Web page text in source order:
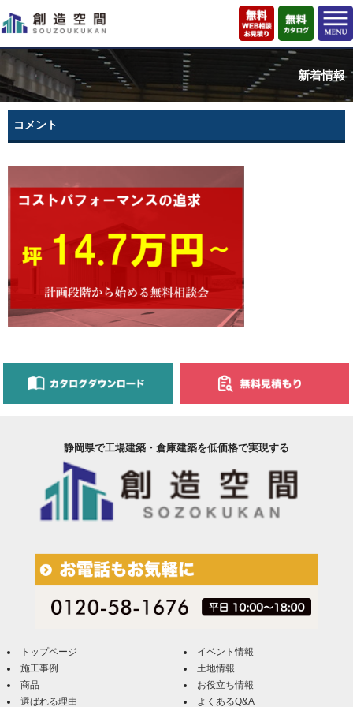
新着情報
コメント
静岡県で工場建築・倉庫建築を低価格で実現する
トップページ
施工事例
商品
選ばれる理由
イベント情報
土地情報
お役立ち情報
よくあるQ&A